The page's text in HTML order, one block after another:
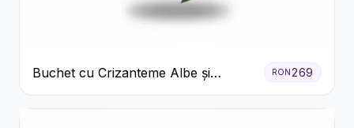
Buchet cu Crizanteme Albe și
Galbene
RON269